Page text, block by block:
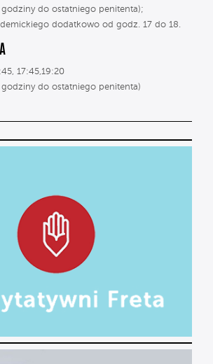
do ostatniego penitenta);
dodatkowo od godz. 17 do 18.
17:45,19:20
do ostatniego penitenta)